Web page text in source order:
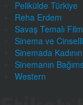
Pelikülde Türkiye
Reha Erdem
Savaş Temalı
Sinema ve
Sinemada
Sinemanın
Western